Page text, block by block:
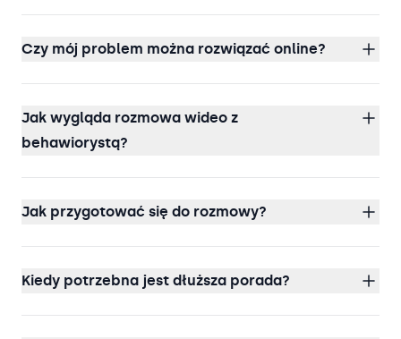
Czy mój problem można rozwiązać online?
Jak wygląda rozmowa wideo z
behawiorystą?
Jak przygotować się do rozmowy?
Kiedy potrzebna jest dłuższa porada?